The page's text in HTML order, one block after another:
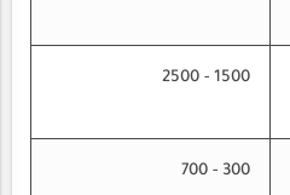
1500 - 2500
300 - 700